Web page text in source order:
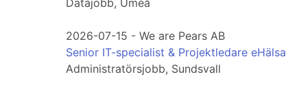
Datajobb, Umeå
2026-07-15 - We are Pears AB
Senior IT-specialist & Projektledare eHälsa
Administratörsjobb, Sundsvall